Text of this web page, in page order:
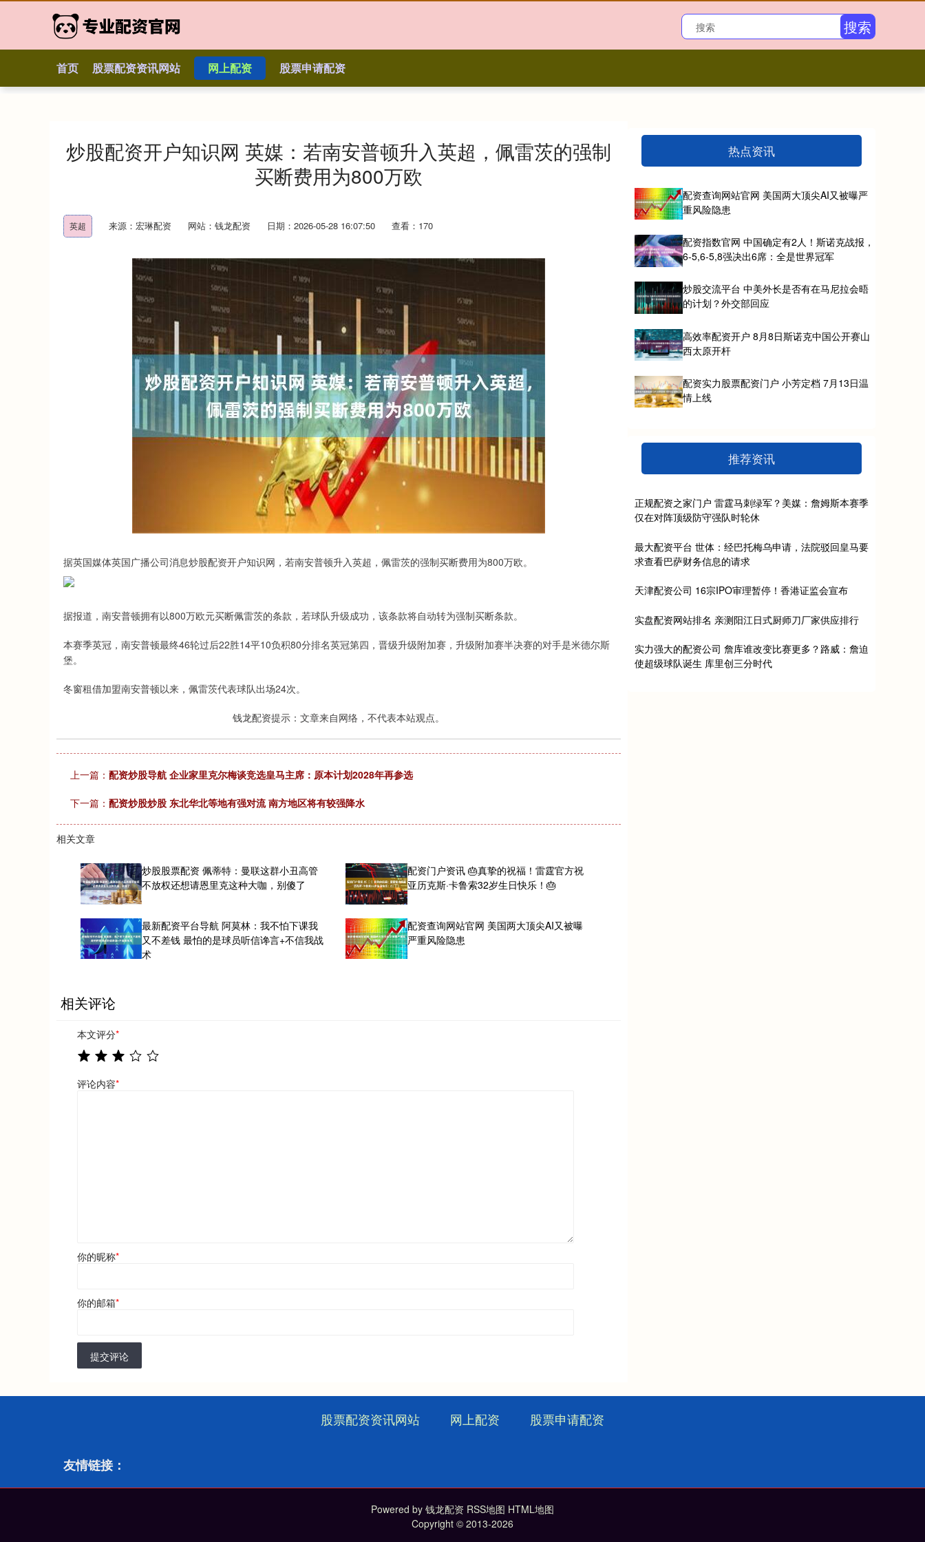
搜索
首页 股票配资资讯网站 网上配资 股票申请配资
炒股配资开户知识网 英媒：若南安普顿升入英超，佩雷茨的强制
买断费用为800万欧
英超 来源：宏琳配资 网站：钱龙配资 日期：2026-05-28 16:07:50 查看：170
据英国媒体英国广播公司消息炒股配资开户知识网，若南安普顿升入英超，佩雷茨的强制买断费用为800万欧。
据报道，南安普顿拥有以800万欧元买断佩雷茨的条款，若球队升级成功，该条款将自动转为强制买断条款。
本赛季英冠，南安普顿最终46轮过后22胜14平10负积80分排名英冠第四，晋级升级附加赛，升级附加赛半决赛的对手是米德尔斯
堡。
冬窗租借加盟南安普顿以来，佩雷茨代表球队出场24次。
钱龙配资提示：文章来自网络，不代表本站观点。
上一篇： 配资炒股导航 企业家里克尔梅谈竞选皇马主席：原本计划2028年再参选
下一篇： 配资炒股炒股 东北华北等地有强对流 南方地区将有较强降水
相关文章
炒股股票配资 佩蒂特：曼联这群小丑高管
不放权还想请恩里克这种大咖，别傻了
配资门户资讯 🎂真挚的祝福！雷霆官方祝
亚历克斯·卡鲁索32岁生日快乐！🎂
最新配资平台导航 阿莫林：我不怕下课我
又不差钱 最怕的是球员听信谗言+不信我战
术
配资查询网站官网 美国两大顶尖AI又被曝
严重风险隐患
相关评论
本文评分*
评论内容*
你的昵称*
你的邮箱*
提交评论
热点资讯
配资查询网站官网 美国两大顶尖AI又被曝严
重风险隐患
配资指数官网 中国确定有2人！斯诺克战报，
6-5,6-5,8强决出6席：全是世界冠军
炒股交流平台 中美外长是否有在马尼拉会晤
的计划？外交部回应
高效率配资开户 8月8日斯诺克中国公开赛山
西太原开杆
配资实力股票配资门户 小芳定档 7月13日温
情上线
推荐资讯
正规配资之家门户 雷霆马刺绿军？美媒：詹姆斯本赛季
仅在对阵顶级防守强队时轮休
最大配资平台 世体：经巴托梅乌申请，法院驳回皇马要
求查看巴萨财务信息的请求
天津配资公司 16宗IPO审理暂停！香港证监会宣布
实盘配资网站排名 亲测阳江日式厨师刀厂家供应排行
实力强大的配资公司 詹库谁改变比赛更多？路威：詹迫
使超级球队诞生 库里创三分时代
股票配资资讯网站 网上配资 股票申请配资
友情链接：
Powered by 钱龙配资 RSS地图 HTML地图
Copyright © 2013-2026